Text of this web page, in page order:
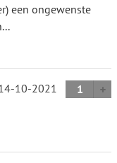
een ongewenste
10-2021
1